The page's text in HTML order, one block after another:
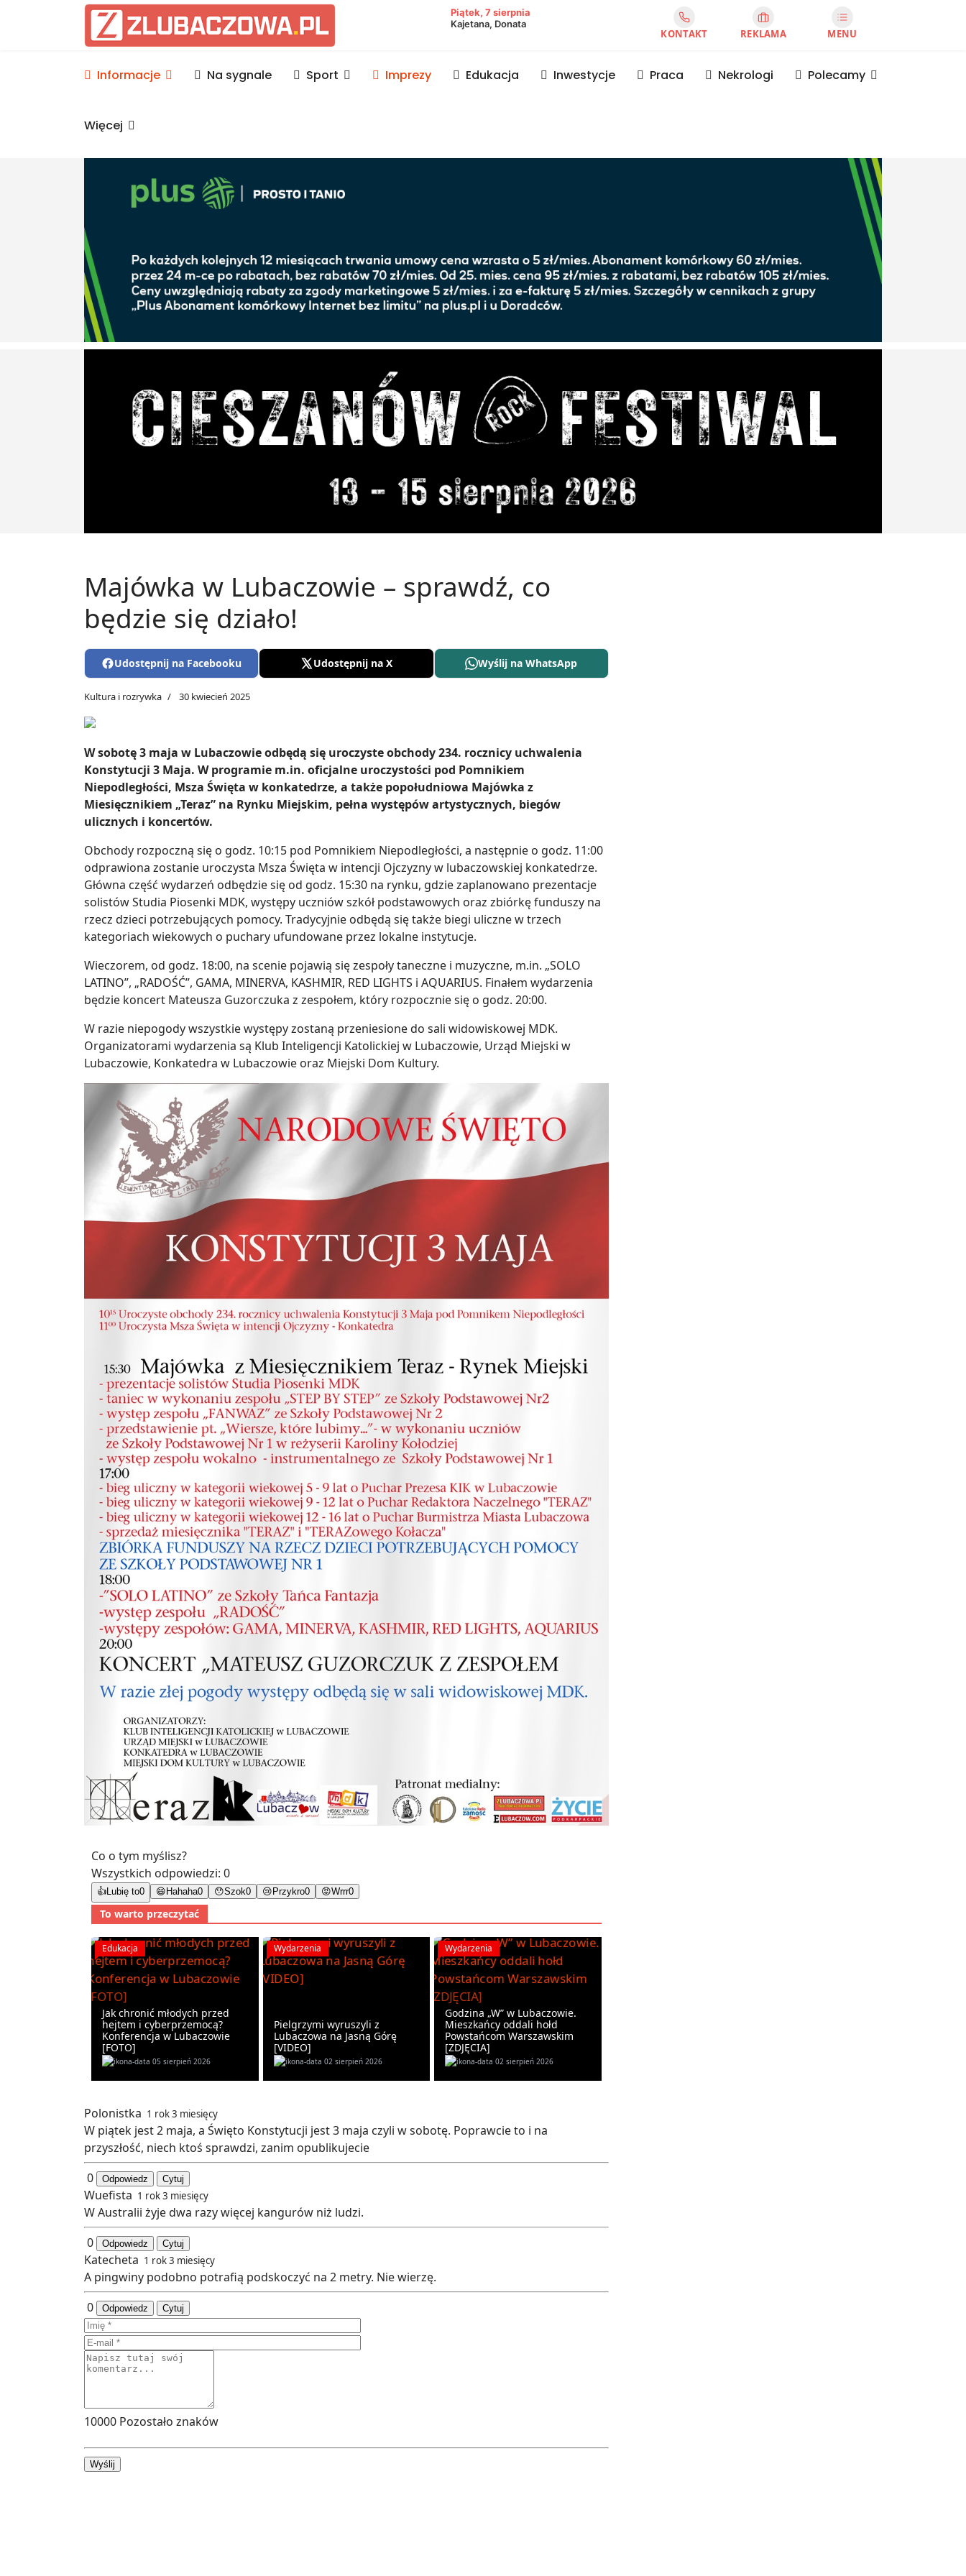
Informacje Lubaczów, powiat lubaczowski
Piątek, 7 sierpnia
Kajetana, Donata
KONTAKT REKLAMA MENU
Informacje Na sygnale Sport Imprezy Edukacja Inwestycje Praca Nekrologi Polecamy
Więcej
Majówka w Lubaczowie – sprawdź, co
będzie się działo!
Udostępnij na Facebooku Udostępnij na X Wyślij na WhatsApp
Kultura i rozrywka 30 kwiecień 2025
W sobotę 3 maja w Lubaczowie odbędą się uroczyste obchody 234. rocznicy uchwalenia
Konstytucji 3 Maja. W programie m.in. oficjalne uroczystości pod Pomnikiem
Niepodległości, Msza Święta w konkatedrze, a także popołudniowa Majówka z
Miesięcznikiem „Teraz” na Rynku Miejskim, pełna występów artystycznych, biegów
ulicznych i koncertów.
Obchody rozpoczną się o godz. 10:15 pod Pomnikiem Niepodległości, a następnie o godz. 11:00
odprawiona zostanie uroczysta Msza Święta w intencji Ojczyzny w lubaczowskiej konkatedrze.
Główna część wydarzeń odbędzie się od godz. 15:30 na rynku, gdzie zaplanowano prezentacje
solistów Studia Piosenki MDK, występy uczniów szkół podstawowych oraz zbiórkę funduszy na
rzecz dzieci potrzebujących pomocy. Tradycyjnie odbędą się także biegi uliczne w trzech
kategoriach wiekowych o puchary ufundowane przez lokalne instytucje.
Wieczorem, od godz. 18:00, na scenie pojawią się zespoły taneczne i muzyczne, m.in. „SOLO
LATINO”, „RADOŚĆ”, GAMA, MINERVA, KASHMIR, RED LIGHTS i AQUARIUS. Finałem wydarzenia
będzie koncert Mateusza Guzorczuka z zespołem, który rozpocznie się o godz. 20:00.
W razie niepogody wszystkie występy zostaną przeniesione do sali widowiskowej MDK.
Organizatorami wydarzenia są Klub Inteligencji Katolickiej w Lubaczowie, Urząd Miejski w
Lubaczowie, Konkatedra w Lubaczowie oraz Miejski Dom Kultury.
Co o tym myślisz?
Wszystkich odpowiedzi: 0
👍Lubię to0 😄Hahaha0 😯Szok0 😢Przykro0 😡Wrrr0
To warto przeczytać
Edukacja
Jak chronić młodych przed
hejtem i cyberprzemocą?
Konferencja w Lubaczowie
[FOTO]
05 sierpień 2026
Wydarzenia
Pielgrzymi wyruszyli z
Lubaczowa na Jasną Górę
[VIDEO]
02 sierpień 2026
Wydarzenia
Godzina „W” w Lubaczowie.
Mieszkańcy oddali hołd
Powstańcom Warszawskim
[ZDJĘCIA]
02 sierpień 2026
Polonistka 1 rok 3 miesięcy
W piątek jest 2 maja, a Święto Konstytucji jest 3 maja czyli w sobotę. Poprawcie to i na
przyszłość, niech ktoś sprawdzi, zanim opublikujecie
0
Odpowiedz Cytuj
Wuefista 1 rok 3 miesięcy
W Australii żyje dwa razy więcej kangurów niż ludzi.
0
Odpowiedz Cytuj
Katecheta 1 rok 3 miesięcy
A pingwiny podobno potrafią podskoczyć na 2 metry. Nie wierzę.
0
Odpowiedz Cytuj
10000 Pozostało znaków
Wyślij